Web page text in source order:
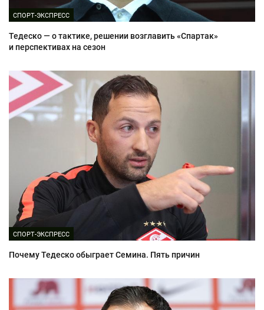
СПОРТ-ЭКСПРЕСС
Тедеско — о тактике, решении возглавить «Спартак»
и перспективах на сезон
СПОРТ-ЭКСПРЕСС
Почему Тедеско обыграет Семина. Пять причин